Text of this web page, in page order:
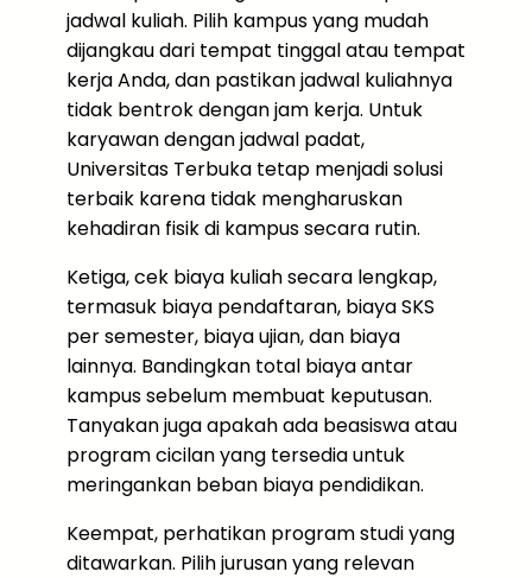
jadwal kuliah. Pilih kampus yang mudah
dijangkau dari tempat tinggal atau tempat
kerja Anda, dan pastikan jadwal kuliahnya
tidak bentrok dengan jam kerja. Untuk
karyawan dengan jadwal padat,
Universitas Terbuka tetap menjadi solusi
terbaik karena tidak mengharuskan
kehadiran fisik di kampus secara rutin.
Ketiga, cek biaya kuliah secara lengkap,
termasuk biaya pendaftaran, biaya SKS
per semester, biaya ujian, dan biaya
lainnya. Bandingkan total biaya antar
kampus sebelum membuat keputusan.
Tanyakan juga apakah ada beasiswa atau
program cicilan yang tersedia untuk
meringankan beban biaya pendidikan.
Keempat, perhatikan program studi yang
ditawarkan. Pilih jurusan yang relevan